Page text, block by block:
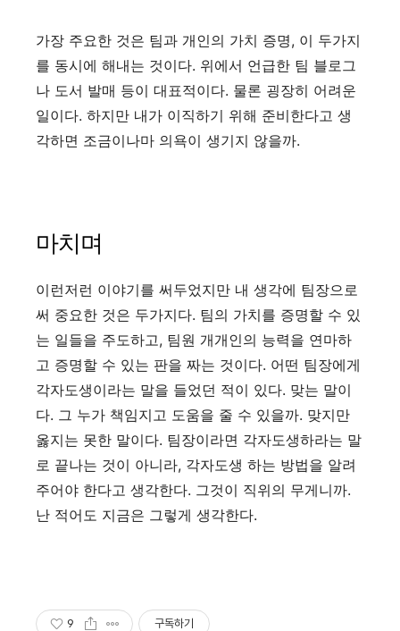
가장 주요한 것은 팀과 개인의 가치 증명, 이 두가지
를 동시에 해내는 것이다. 위에서 언급한 팀 블로그
나 도서 발매 등이 대표적이다. 물론 굉장히 어려운
일이다. 하지만 내가 이직하기 위해 준비한다고 생
각하면 조금이나마 의욕이 생기지 않을까.
마치며
이런저런 이야기를 써두었지만 내 생각에 팀장으로
써 중요한 것은 두가지다. 팀의 가치를 증명할 수 있
는 일들을 주도하고, 팀원 개개인의 능력을 연마하
고 증명할 수 있는 판을 짜는 것이다. 어떤 팀장에게
각자도생이라는 말을 들었던 적이 있다. 맞는 말이
다. 그 누가 책임지고 도움을 줄 수 있을까. 맞지만
옳지는 못한 말이다. 팀장이라면 각자도생하라는 말
로 끝나는 것이 아니라, 각자도생 하는 방법을 알려
주어야 한다고 생각한다. 그것이 직위의 무게니까.
난 적어도 지금은 그렇게 생각한다.
9 구독하기